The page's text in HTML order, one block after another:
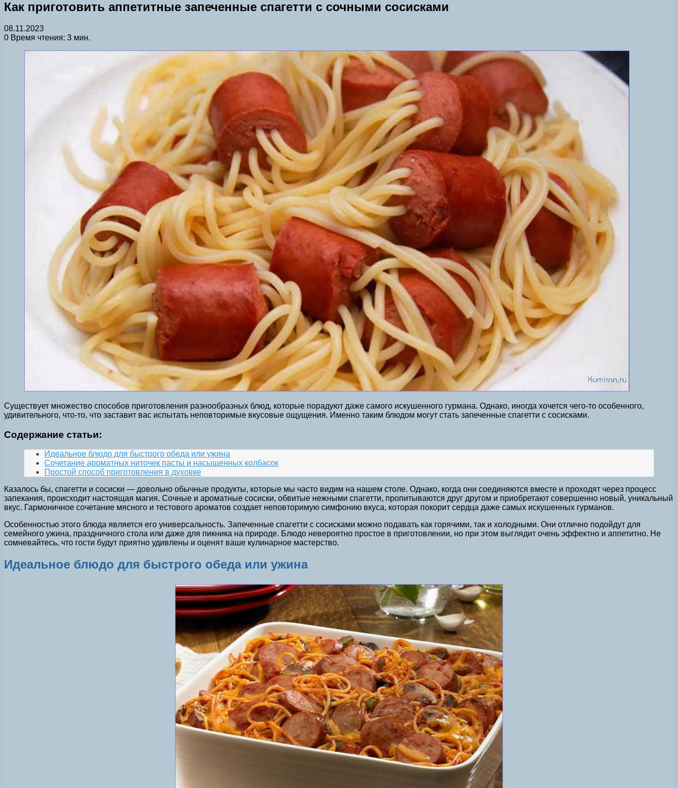
Как приготовить аппетитные запеченные спагетти с сочными сосисками
08.11.2023
0 Время чтения: 3 мин.
Существует множество способов приготовления разнообразных блюд, которые порадуют даже самого искушенного гурмана. Однако, иногда хочется чего-то особенного,
удивительного, что-то, что заставит вас испытать неповторимые вкусовые ощущения. Именно таким блюдом могут стать запеченные спагетти с сосисками.
Содержание статьи:
Идеальное блюдо для быстрого обеда или ужина
Сочетание ароматных ниточек пасты и насыщенных колбасок
Простой способ приготовления в духовке
Казалось бы, спагетти и сосиски — довольно обычные продукты, которые мы часто видим на нашем столе. Однако, когда они соединяются вместе и проходят через процесс
запекания, происходит настоящая магия. Сочные и ароматные сосиски, обвитые нежными спагетти, пропитываются друг другом и приобретают совершенно новый, уникальный
вкус. Гармоничное сочетание мясного и тестового ароматов создает неповторимую симфонию вкуса, которая покорит сердца даже самых искушенных гурманов.
Особенностью этого блюда является его универсальность. Запеченные спагетти с сосисками можно подавать как горячими, так и холодными. Они отлично подойдут для
семейного ужина, праздничного стола или даже для пикника на природе. Блюдо невероятно простое в приготовлении, но при этом выглядит очень эффектно и аппетитно. Не
сомневайтесь, что гости будут приятно удивлены и оценят ваше кулинарное мастерство.
Идеальное блюдо для быстрого обеда или ужина